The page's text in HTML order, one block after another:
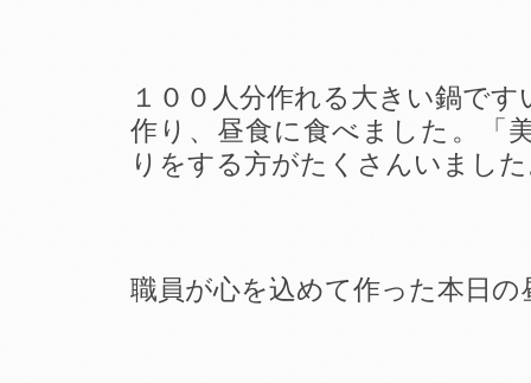
１００人分作れる大きい鍋で
作り、昼食に食べました。「
りをする方がたくさんいまし
職員が心を込めて作った本日の